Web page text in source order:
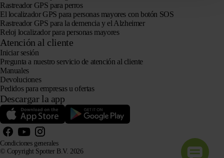
Rastreador GPS para perros
El localizador GPS para personas mayores con botón SOS
Rastreador GPS para la demencia y el Alzheimer
Reloj localizador para personas mayores
Atención al cliente
Iniciar sesión
Pregunta a nuestro servicio de atención al cliente
Manuales
Devoluciones
Pedidos para empresas u ofertas
Descargar la app
© Copyright Spotter B.V. 2026
Condiciones generales